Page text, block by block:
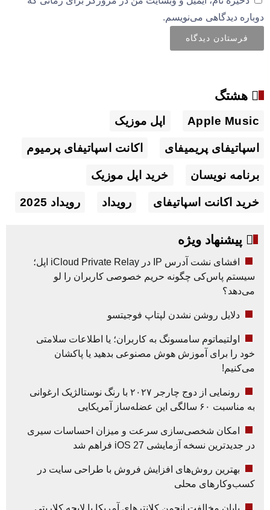
دوباره دیدگاهی می‌نویسم.
هشتگ
Apple Music اپل موزیک
اسپاتیفای پریمیفای اکانت اسپاتیفای پرمیوم
برنامه نویسان خرید اپل موزیک
خرید اکانت اسپاتیفای رویداد رویداد 2025
پیشنهاد ویژه
افشای نشت آدرس IP در iCloud Private Relay اپل؛
سیستم پاس‌کی چگونه حریم خصوصی کاربران را لو
می‌دهد؟
دلایل روشن نشدن لپتاپ فوجیتسو
اولتیماتوم سامسونگ به کاربران؛ یا اطلاعات سلامتی
خود را برای آموزش هوش مصنوعی بدهید یا پاکشان
می‌کنیم!
رونمایی از دوج چارجر ۲۰۲۷ با رنگ نوستالژیک ارغوانی
به مناسبت ۶۰ سالگی این عضله‌ساز آمریکایی
امکان شخصی‌سازی سرعت و میزان احساسات سیری
در جدیدترین نسخه آزمایشی iOS 27 فراهم شد
بهترین روش‌های افزایش فروش با طراحی سایت در
کسب‌وکارهای محلی
پایان مخالفت انجمن کلانترهای آمریکا با لایحه کلاریتی